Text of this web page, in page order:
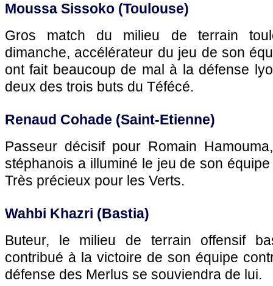
Moussa Sissoko (Toulouse)
Gros match du milieu de terrain
dimanche, accélérateur du jeu de son
ont fait beaucoup de mal à la défense
deux des trois buts du Téfécé.
Renaud Cohade (Saint-Etienne)
Passeur décisif pour Romain
stéphanois a illuminé le jeu de son
Très précieux pour les Verts.
Wahbi Khazri (Bastia)
Buteur, le milieu de terrain offensif
contribué à la victoire de son équipe
défense des Merlus se souviendra de lui.